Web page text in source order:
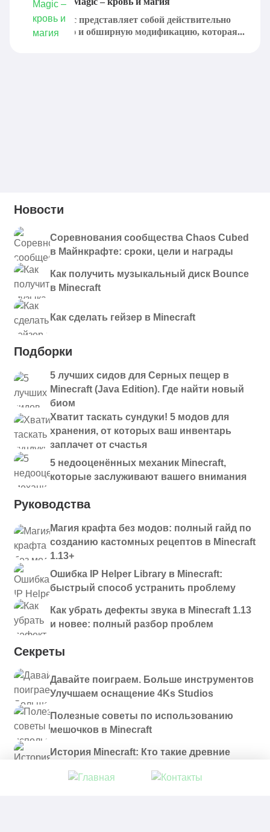
Blood Magic представляет собой действительно
интересную и обширную модификацию, которая...
Новости
Соревнования сообщества Chaos Cubed
в Майнкрафте: сроки, цели и награды
Как получить музыкальный диск Bounce
в Minecraft
Как сделать гейзер в Minecraft
Подборки
5 лучших сидов для Серных пещер в
Minecraft (Java Edition). Где найти новый
биом
Хватит таскать сундуки! 5 модов для
хранения, от которых ваш инвентарь
заплачет от счастья
5 недооценённых механик Minecraft,
которые заслуживают вашего внимания
Руководства
Магия крафта без модов: полный гайд по
созданию кастомных рецептов в Minecraft
1.13+
Ошибка IP Helper Library в Minecraft:
быстрый способ устранить проблему
Как убрать дефекты звука в Minecraft 1.13
и новее: полный разбор проблем
Секреты
Давайте поиграем. Больше инструментов
Улучшаем оснащение 4Ks Studios
Полезные советы по использованию
мешочков в Minecraft
История Minecraft: Кто такие древние